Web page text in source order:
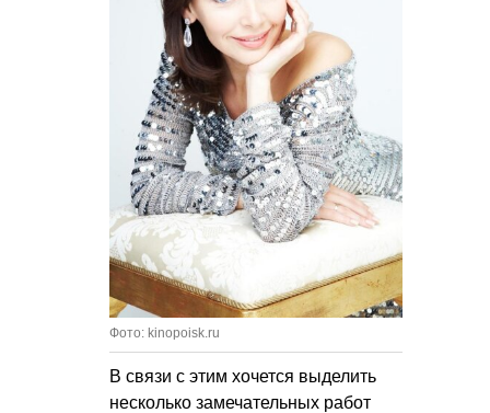
Фото: kinopoisk.ru
В связи с этим хочется выделить
несколько замечательных работ